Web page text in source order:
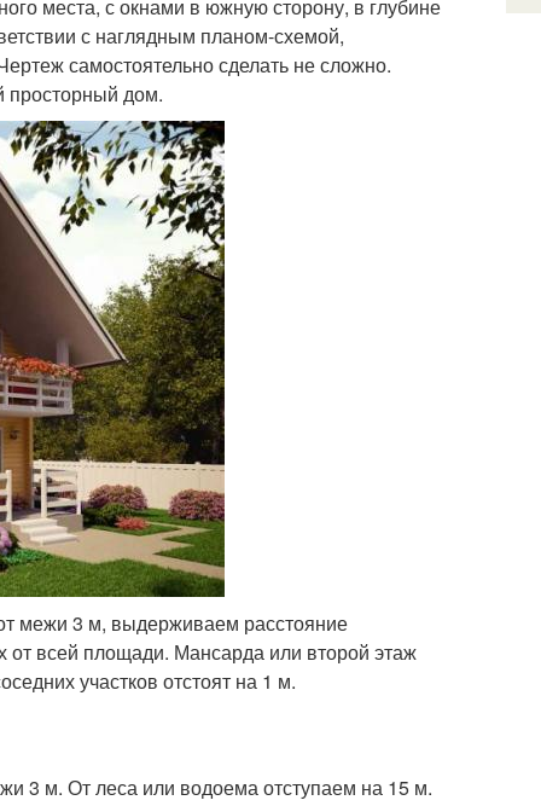
места, с окнами в южную сторону, в глубине
с наглядным планом-схемой,
самостоятельно сделать не сложно.
просторный дом.
межи 3 м, выдерживаем расстояние
всей площади. Мансарда или второй этаж
участков отстоят на 1 м.
3 м. От леса или водоема отступаем на 15 м.